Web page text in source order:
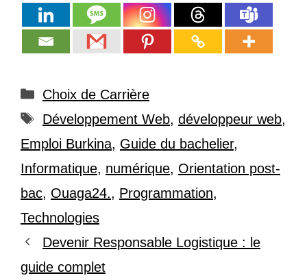
Catégories
Choix de Carrière
Étiquettes
Développement Web, développeur web,
Emploi Burkina, Guide du bachelier,
Informatique, numérique, Orientation post-
bac, Ouaga24., Programmation,
Technologies
Devenir Responsable Logistique : le
guide complet